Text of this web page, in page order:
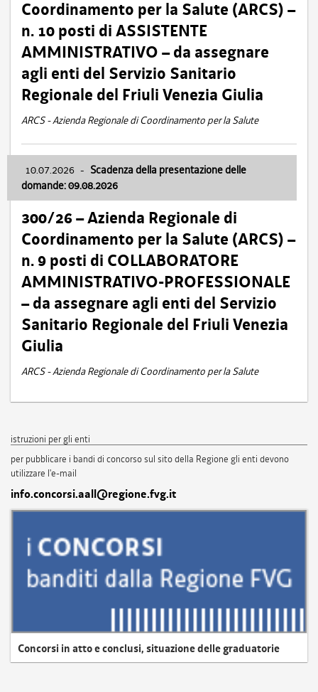
Coordinamento per la Salute (ARCS) –
n. 10 posti di ASSISTENTE
AMMINISTRATIVO – da assegnare
agli enti del Servizio Sanitario
Regionale del Friuli Venezia Giulia
ARCS - Azienda Regionale di Coordinamento per la Salute
10.07.2026 - Scadenza della presentazione delle
domande: 09.08.2026
300/26 – Azienda Regionale di
Coordinamento per la Salute (ARCS) –
n. 9 posti di COLLABORATORE
AMMINISTRATIVO-PROFESSIONALE
– da assegnare agli enti del Servizio
Sanitario Regionale del Friuli Venezia
Giulia
ARCS - Azienda Regionale di Coordinamento per la Salute
istruzioni per gli enti
per pubblicare i bandi di concorso sul sito della Regione gli enti devono
utilizzare l'e-mail
info.concorsi.aall@regione.fvg.it
Concorsi in atto e conclusi, situazione delle graduatorie